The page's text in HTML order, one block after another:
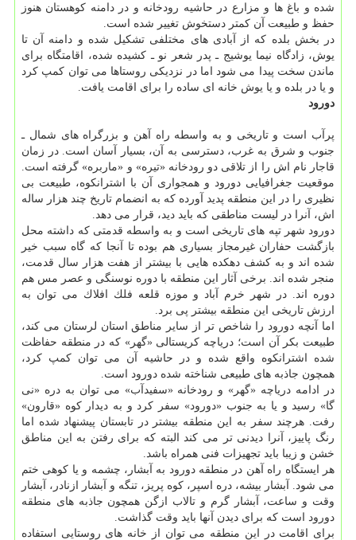
شده و باغ ها و مزارع در حاشیه رودخانه و در دامنه كوهستان هنوز
حفظ و طبیعت آن كمتر دستخوش تغییر شده است.
در بخش بلده كه از آبادی های مختلفی تشكیل شده و دامنه آن تا
یوش، زادگاه نیما یوشیج ـ پدر شعر نو ـ كشیده شده، اقامتگاه برای
ماندن سخت پیدا می شود اما در نزدیكی روستاها می توان كمپ كرد
و یا در بلده و یا یوش خانه ای ساده را برای اقامت یافت.
دورود
پرآب است و تاریخی و به واسطه راه آهن و بزرگراه های شمال ـ
جنوب و شرق به غرب، دسترسی به آن، بسیار آسان است. در زمان
قاجار نام اش را از تلاقی دو رودخانه «تیره» و «ماربره» گرفته است.
موقعیت جغرافیایی دورود و همجواری آن با اشترانكوه، طبیعت بی
نظیری را در این منطقه پدید آورده كه به انضمام تاریخ چند هزار ساله
اش، آنرا در لیست مناطقی كه باید دید، قرار می دهد.
دورود شهر تپه های تاریخی است و به واسطه قدمتی كه داشته محل
بازگشت حفاران غیرمجاز بسیاری هم بوده تا آنجا كه گاه سبب خیر
شده اند و به كشف دهكده هایی با بیشتر از هفت هزار سال قدمت،
منجر شده اند. برخی آثار این منطقه با دوره نوسنگی و عصر مس هم
دوره اند. در شهر خرم آباد و موزه قلعه فلك افلاك می توان به
ارزش تاریخی این منطقه بیشتر پی برد.
اما آنچه دورود را شاخص تر از سایر مناطق استان لرستان می كند،
طبیعت بكر آن است؛ دریاچه كریستالی «گهر» كه در منطقه حفاظت
شده اشترانكوه واقع شده و در حاشیه آن می توان كمپ كرد،
همچون جاذبه های طبیعی شناخته شده دورود است.
در ادامه دریاچه «گهر» و رودخانه «سفیدآب» می توان به دره «نی
گا» رسید و یا به جنوب «دورود» سفر كرد و به دیدار كوه «قارون»
رفت. هرچند سفر به این منطقه بیشتر در تابستان پیشنهاد شده اما
رنگ پاییز، آنرا دیدنی تر می كند البته كه برای رفتن به این مناطق
خشن و زیبا باید تجهیزات فنی همراه باشد.
هر ایستگاه راه آهن در منطقه دورود به آبشار، چشمه و یا كوهی ختم
می شود. آبشار بیشه، دره اسپر، كوه پریز، تنگه و آبشار ازنادر، آبشار
وقت و ساعت، آبشار گرم و تالاب ازگن همچون جاذبه های منطقه
دورود است كه برای دیدن آنها باید وقت گذاشت.
برای اقامت در این منطقه می توان از خانه های روستایی استفاده